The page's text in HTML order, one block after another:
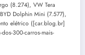
(8.274), VW Tera
Dolphin Mini (7.577),
elétrico ([car.blog.br]
300-carros-mais-